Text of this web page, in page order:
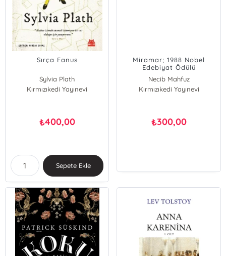
Sırça Fanus
Sylvia Plath
Kırmızıkedi Yayınevi
₺400,00
Sepete Ekle
Miramar; 1988 Nobel
Edebiyat Ödülü
Necib Mahfuz
Kırmızıkedi Yayınevi
₺300,00